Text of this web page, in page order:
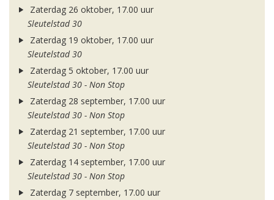
Zaterdag 26 oktober, 17.00 uur
Sleutelstad 30
Zaterdag 19 oktober, 17.00 uur
Sleutelstad 30
Zaterdag 5 oktober, 17.00 uur
Sleutelstad 30 - Non Stop
Zaterdag 28 september, 17.00 uur
Sleutelstad 30 - Non Stop
Zaterdag 21 september, 17.00 uur
Sleutelstad 30 - Non Stop
Zaterdag 14 september, 17.00 uur
Sleutelstad 30 - Non Stop
Zaterdag 7 september, 17.00 uur